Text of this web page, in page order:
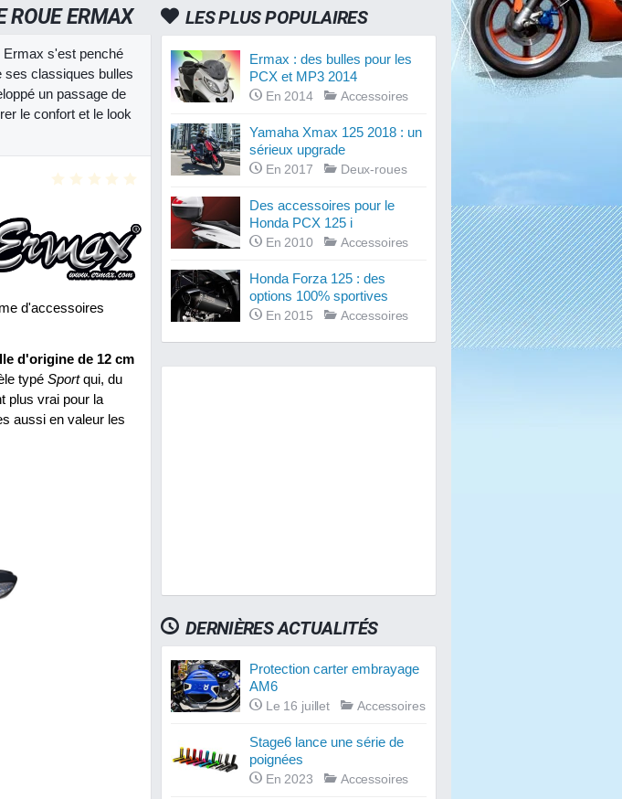
ROUE ERMAX
Ermax s'est penché
ses classiques bulles
un passage de
le confort et le look
d'accessoires
d'origine de 12 cm
typé Sportqui, du
plus vrai pour la
aussi en valeur les
LES PLUS POPULAIRES
Ermax : des bulles pour les
PCX et MP3 2014
En 2014 Accessoires
Yamaha Xmax 125 2018 : un
sérieux upgrade
En 2017 Deux-roues
Des accessoires pour le
Honda PCX 125 i
En 2010 Accessoires
Honda Forza 125 : des
options 100% sportives
En 2015 Accessoires
DERNIÈRES ACTUALITÉS
Protection carter embrayage
AM6
Le 16 juillet Accessoires
Stage6 lance une série de
poignées
En 2023 Accessoires